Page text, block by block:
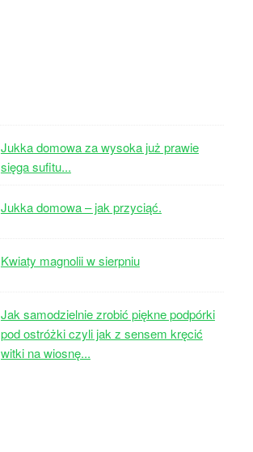
Jukka domowa za wysoka już prawie
sięga sufitu...
Jukka domowa – jak przyciąć.
Kwiaty magnolii w sierpniu
Jak samodzielnie zrobić piękne podpórki
pod ostróżki czyli jak z sensem kręcić
witki na wiosnę...